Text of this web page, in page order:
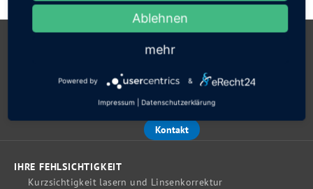
Kontakt
IHRE FEHLSICHTIGKEIT
Kurzsichtigkeit lasern und Linsenkorrektur
Ablehnen
mehr
Powered by &
Impressum Datenschutzerklärung